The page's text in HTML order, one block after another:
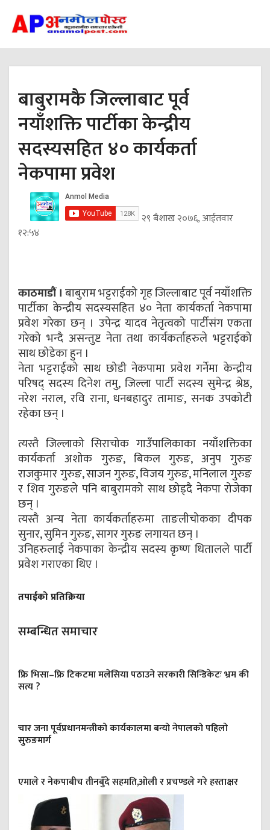
बाबुरामकै जिल्लाबाट पूर्व
नयाँशक्ति पार्टीका केन्द्रीय
सदस्यसहित ४० कार्यकर्ता
नेकपामा प्रवेश
२९ बैशाख २०७६, आईतवार
१२:५४
काठमाडौं ।बाबुराम भट्टराईको गृह जिल्लाबाट पूर्व नयाँशक्ति
पार्टीका केन्द्रीय सदस्यसहित ४० नेता कार्यकर्ता नेकपामा
प्रवेश गरेका छन् । उपेन्द्र यादव नेतृत्वको पार्टीसंग एकता
गरेको भन्दै असन्तुष्ट नेता तथा कार्यकर्ताहरुले भट्टराईको
साथ छोडेका हुन ।
नेता भट्टराईको साथ छोडी नेकपामा प्रवेश गर्नेमा केन्द्रीय
परिषद् सदस्य दिनेश तमु, जिल्ला पार्टी सदस्य सुमेन्द्र श्रेष्ठ,
नरेश नराल, रवि राना, धनबहादुर तामाङ, सनक उपकोटी
रहेका छन् ।
त्यस्तै जिल्लाको सिराचोक गाउँपालिकाका नयाँशक्तिका
कार्यकर्ता अशोक गुरुङ, बिकल गुरुङ, अनुप गुरुङ
राजकुमार गुरुङ, साजन गुरुङ, विजय गुरुङ, मनिलाल गुरुङ
र शिव गुरुङले पनि बाबुरामको साथ छोड्दै नेकपा रोजेका
छन् ।
त्यस्तै अन्य नेता कार्यकर्ताहरुमा ताङलीचोकका दीपक
सुनार, सुमिन गुरुङ, सागर गुरुङ लगायत छन् ।
उनिहरुलाई नेकपाका केन्द्रीय सदस्य कृष्ण धितालले पार्टी
प्रवेश गराएका थिए ।
तपाईको प्रतिक्रिया
सम्बन्धित समाचार
फ्रि भिसा–फ्रि टिकटमा मलेसिया पठाउने सरकारी सिन्डिकेटः भ्रम की
सत्य ?
चार जना पूर्वप्रधानमन्त्रीको कार्यकालमा बन्यो नेपालको पहिलो
सुरुङमार्ग
एमाले र नेकपाबीच तीनबुँदे सहमति,ओली र प्रचण्डले गरे हस्ताक्षर